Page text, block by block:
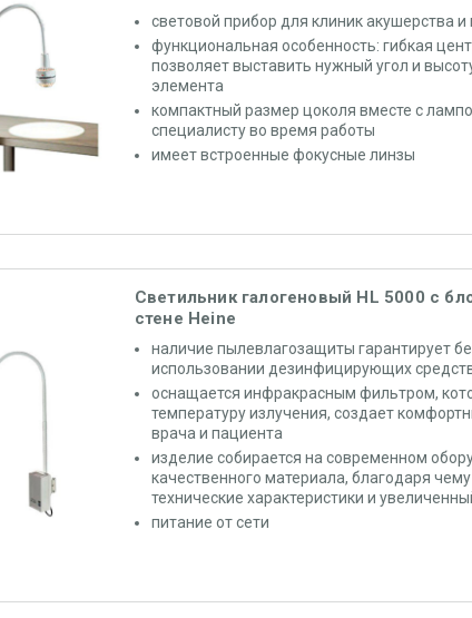
световой прибор для клиник акушерства и
функциональная особенность: гибкая
позволяет выставить нужный угол и
элемента
компактный размер цоколя вместе с
специалисту во время работы
имеет встроенные фокусные линзы
Светильник галогеновый HL 5000 с
стене Heine
наличие пылевлагозащиты гарантирует
использовании дезинфицирующих
оснащается инфракрасным фильтром,
температуру излучения, создает
врача и пациента
изделие собирается на современном
качественного материала, благодаря
технические характеристики и
питание от сети